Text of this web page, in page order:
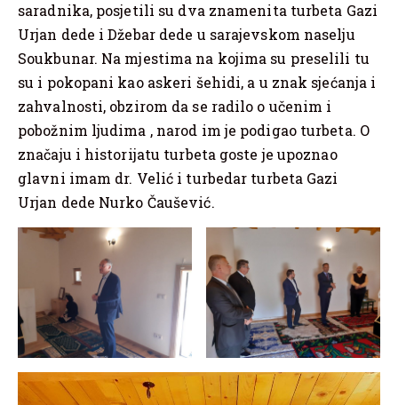
saradnika, posjetili su dva znamenita turbeta Gazi
Urjan dede i Džebar dede u sarajevskom naselju
Soukbunar. Na mjestima na kojima su preselili tu
su i pokopani kao askeri šehidi, a u znak sjećanja i
zahvalnosti, obzirom da se radilo o učenim i
pobožnim ljudima , narod im je podigao turbeta. O
značaju i historijatu turbeta goste je upoznao
glavni imam dr. Velić i turbedar turbeta Gazi
Urjan dede Nurko Čaušević.